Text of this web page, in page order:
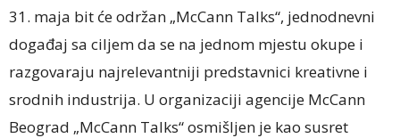
31. maja bit će održan „McCann Talks“, jednodnevni
događaj sa ciljem da se na jednom mjestu okupe i
razgovaraju najrelevantniji predstavnici kreativne i
srodnih industrija. U organizaciji agencije McCann
Beograd „McCann Talks“ osmišljen je kao susret